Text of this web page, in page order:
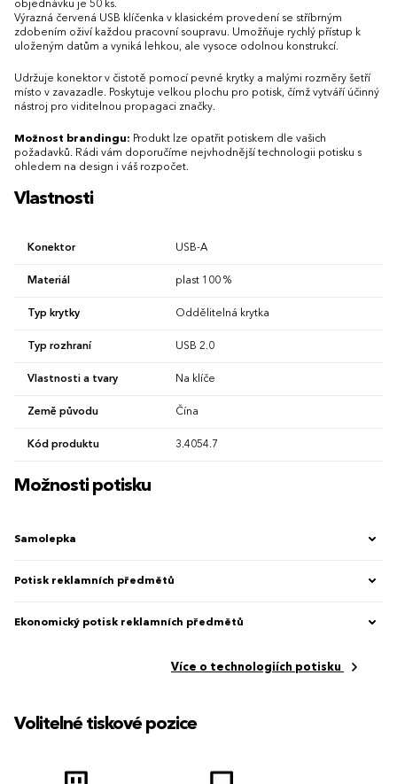
objednávku je 50 ks.
Výrazná červená USB klíčenka v klasickém provedení se stříbrným
zdobením oživí každou pracovní soupravu. Umožňuje rychlý přístup k
uloženým datům a vyniká lehkou, ale vysoce odolnou konstrukcí.
Udržuje konektor v čistotě pomocí pevné krytky a malými rozměry šetří
místo v zavazadle. Poskytuje velkou plochu pro potisk, čímž vytváří účinný
nástroj pro viditelnou propagaci značky.
Možnost brandingu: Produkt lze opatřit potiskem dle vašich
požadavků. Rádi vám doporučíme nejvhodnější technologii potisku s
ohledem na design i váš rozpočet.
Vlastnosti
Konektor USB-A
Materiál plast 100 %
Typ krytky Oddělitelná krytka
Typ rozhraní USB 2.0
Vlastnosti a tvary Na klíče
Země původu Čína
Kód produktu 3.4054.7
Možnosti potisku
Samolepka
Potisk reklamních předmětů
Ekonomický potisk reklamních předmětů
Více o technologiích potisku
Volitelné tiskové pozice